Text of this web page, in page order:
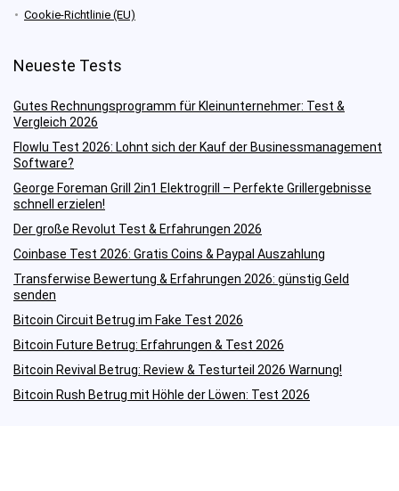
Cookie-Richtlinie (EU)
Neueste Tests
Gutes Rechnungsprogramm für Kleinunternehmer: Test &
Vergleich 2026
Flowlu Test 2026: Lohnt sich der Kauf der Businessmanagement
Software?
George Foreman Grill 2in1 Elektrogrill – Perfekte Grillergebnisse
schnell erzielen!
Der große Revolut Test & Erfahrungen 2026
Coinbase Test 2026: Gratis Coins & Paypal Auszahlung
Transferwise Bewertung & Erfahrungen 2026: günstig Geld
senden
Bitcoin Circuit Betrug im Fake Test 2026
Bitcoin Future Betrug: Erfahrungen & Test 2026
Bitcoin Revival Betrug: Review & Testurteil 2026 Warnung!
Bitcoin Rush Betrug mit Höhle der Löwen: Test 2026